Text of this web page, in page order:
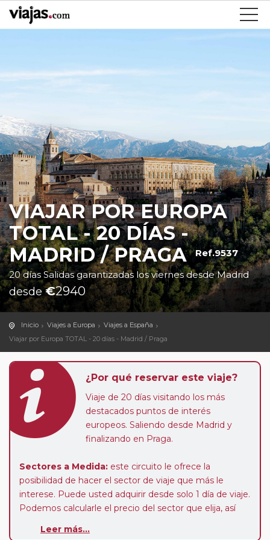
VIAJAR POR EUROPA
TOTAL - 20 DÍAS -
MADRID / PRAGA Ref.9537
20 días Salidas garantizadas los viernes desde Madrid
desde€2940
Inicio Viajes a Europa
Viajes a España
Viajar por Europa TOTAL - 20 días - Madrid / Praga
¿Por qué reservar este viaje?
Viaje de 20 días visitando los más
destacados puntos de interés
europeos. Saliendo desde Madrid y
finalizando en Praga.
Sectores a Medida: este circuito le ofrece la
posibilidad de hacer el sector de viaje que más le
interese. Puede usted adquirir desde solo 1 día de viaje.
Podemos calcularle el precio del sector que elija, así
habitación individual, o podrá realizar el viaje en
Leer más...